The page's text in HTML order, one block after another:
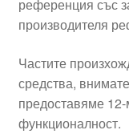
референция със
производителя
Частите
средства,
предоставяме
функционалност.